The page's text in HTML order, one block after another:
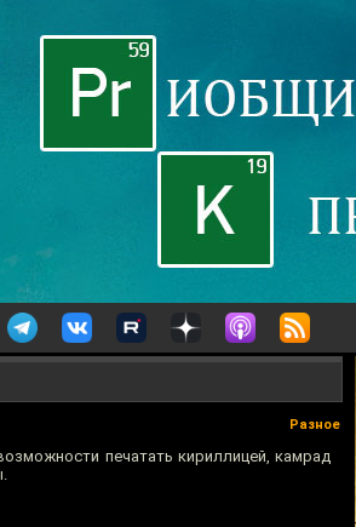
Разное
печатать кириллицей, камрад